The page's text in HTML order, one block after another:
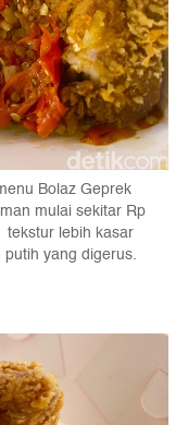
Bolaz Geprek
mulai sekitar Rp
lebih kasar
yang digerus.